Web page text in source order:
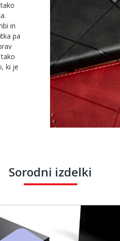
in
pa
ki je
Sorodni izdelki